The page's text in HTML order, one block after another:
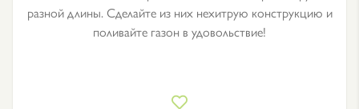
разной длины. Сделайте из них нехитрую конструкцию и
поливайте газон в удовольствие!